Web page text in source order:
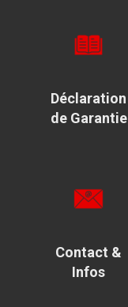
Déclaration
de Garantie
Contact &
Infos